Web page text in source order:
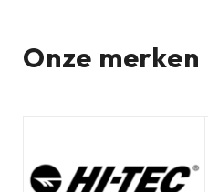
Onze merken